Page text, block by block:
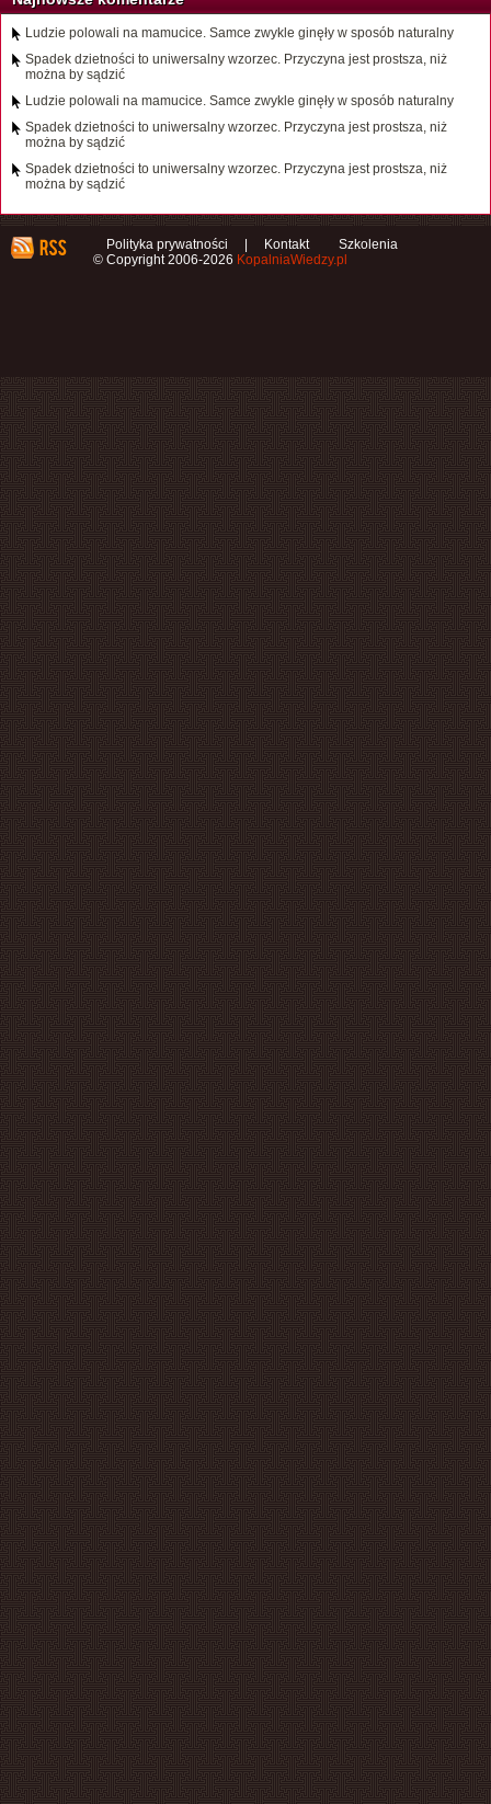
Ludzie polowali na mamucice. Samce zwykle ginęły w sposób naturalny
Spadek dzietności to uniwersalny wzorzec. Przyczyna jest prostsza, niż
można by sądzić
Ludzie polowali na mamucice. Samce zwykle ginęły w sposób naturalny
Spadek dzietności to uniwersalny wzorzec. Przyczyna jest prostsza, niż
można by sądzić
Spadek dzietności to uniwersalny wzorzec. Przyczyna jest prostsza, niż
można by sądzić
Polityka prywatności Kontakt
Szkolenia
© Copyright 2006-2026 KopalniaWiedzy.pl